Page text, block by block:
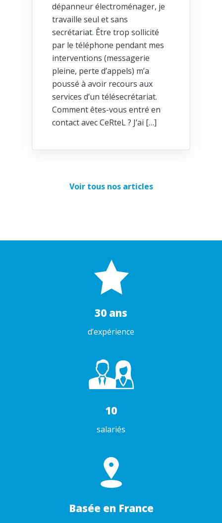
dépanneur électroménager, je
travaille seul et sans
secrétariat. Être trop sollicité
par le téléphone pendant mes
interventions (messagerie
pleine, perte d’appels) m’a
poussé à avoir recours aux
services d’un télésecrétariat.
Comment êtes-vous entré en
contact avec CeRteL ? J’ai […]
Voir tous nos articles
30 ans
d’expérience
10
salariés
Basée en France